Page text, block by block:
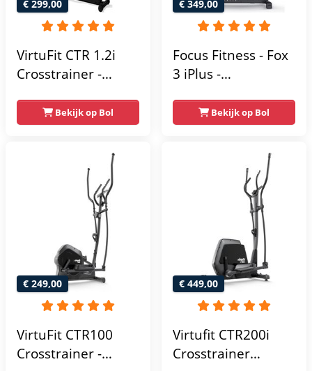
€ 299,00
VirtuFit CTR 1.2i
Crosstrainer -
Programma's -
Bluetooth -
Bekijk op Bol
€ 349,00
Focus Fitness - Fox
3 iPlus -
Hartslagsensoren -
24
Weerstandsniveaus
Bekijk op Bol
€ 249,00
VirtuFit CTR100
Crosstrainer -
€ 449,00
Virtufit CTR200i
Crosstrainer